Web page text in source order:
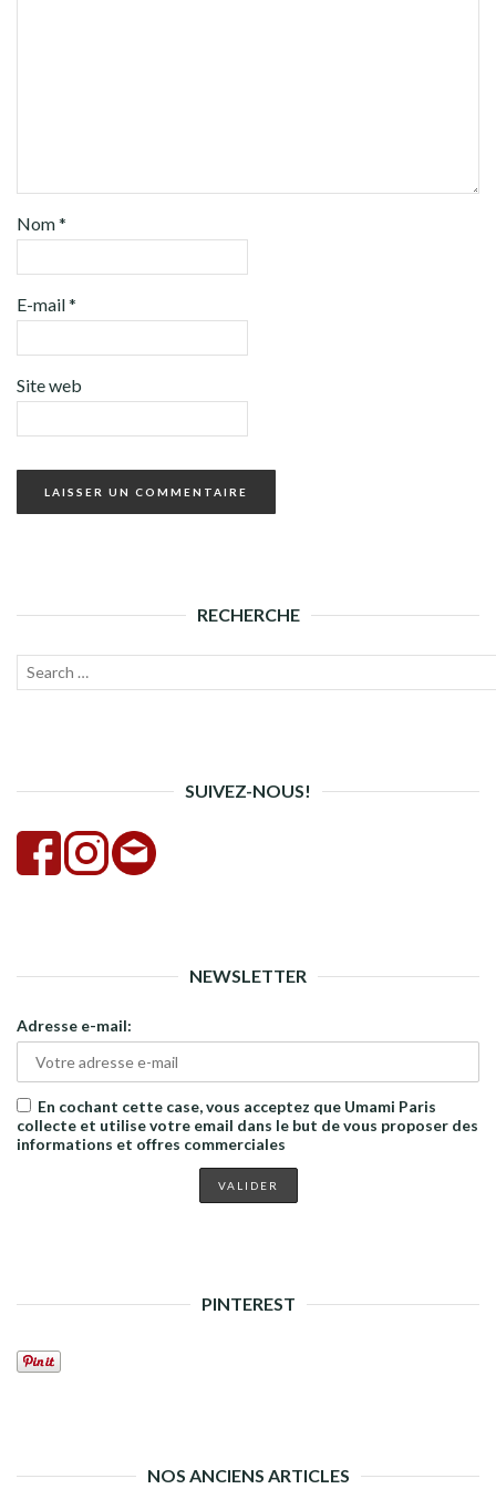
Nom*
E-mail*
Site web
RECHERCHE
Recherche
SUIVEZ-NOUS!
NEWSLETTER
Adresse e-mail:
En cochant cette case, vous acceptez que Umami Paris
collecte et utilise votre email dans le but de vous proposer des
informations et offres commerciales
PINTEREST
NOS ANCIENS ARTICLES